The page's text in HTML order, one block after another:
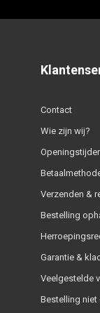
Contact
Wie zijn wij?
Verzenden &
Bestelling
Garantie &
Veelgestelde
Bestelling niet